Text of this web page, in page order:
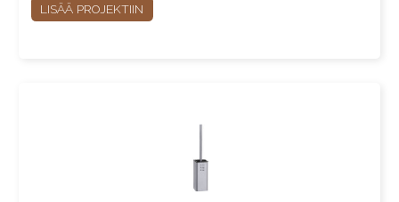
LISÄÄ PROJEKTIIN